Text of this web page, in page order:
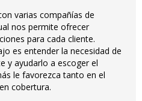
varias compañías de
nos permite ofrecer
para cada cliente.
es entender la necesidad de
y ayudarlo a escoger el
le favorezca tanto en el
cobertura.